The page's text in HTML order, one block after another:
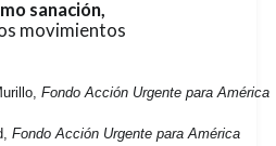
sanación,
movimientos
Fondo Acción Urgente para América
Fondo Acción Urgente para América